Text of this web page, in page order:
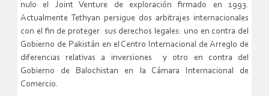
nulo el Joint Venture de exploración firmado en 1993.
Actualmente Tethyan persigue dos arbitrajes internacionales
con el fin de proteger sus derechos legales: uno en contra del
Gobierno de Pakistán en el Centro Internacional de Arreglo de
diferencias relativas a inversiones y otro en contra del
Gobierno de Balochistan en la Cámara Internacional de
Comercio.